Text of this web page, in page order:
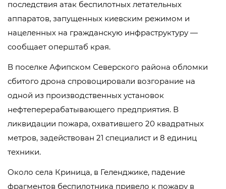
последствия атак беспилотных летательных
аппаратов, запущенных киевским режимом и
нацеленных на гражданскую инфраструктуру —
сообщает оперштаб края.
В поселке Афипском Северского района обломки
сбитого дрона спровоцировали возгорание на
одной из производственных установок
нефтеперерабатывающего предприятия. В
ликвидации пожара, охватившего 20 квадратных
метров, задействован 21 специалист и 8 единиц
техники.
Около села Криница, в Геленджике, падение
фрагментов беспилотника привело к пожару в